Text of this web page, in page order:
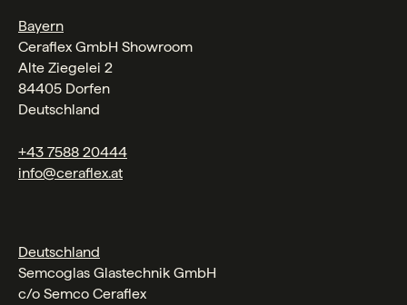
Bayern
Ceraflex GmbH Showroom
Alte Ziegelei 2
84405 Dorfen
Deutschland
+43 7588 20444
info@ceraflex.at
Deutschland
Semcoglas Glastechnik GmbH
c/o Semco Ceraflex